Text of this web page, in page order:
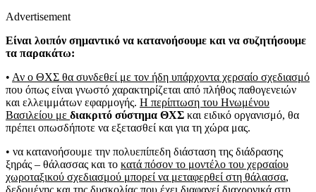
Advertisement
Είναι λοιπόν σημαντικό να κατανοήσουμε και να συζητήσουμε
τα παρακάτω:
• Αν ο ΘΧΣ θα συνδεθεί με τον ήδη υπάρχοντα χερσαίο σχεδιασμό
που όπως είναι γνωστό χαρακτηρίζεται από πλήθος παθογενειών
και ελλειμμάτων εφαρμογής. Η περίπτωση του Ηνωμένου
Βασιλείου με διακριτό σύστημα ΘΧΣ και ειδικό οργανισμό, θα
πρέπει οπωσδήποτε να εξετασθεί και για τη χώρα μας.
• να κατανοήσουμε την πολυεπίπεδη διάσταση της διάδρασης
ξηράς – θάλασσας και το κατά πόσον το μοντέλο του χερσαίου
χωροταξικού σχεδιασμού μπορεί να μεταφερθεί στη θάλασσα,